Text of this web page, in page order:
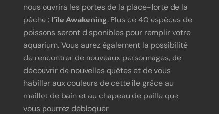
nous ouvrira les portes de la place-forte de la
pêche : l’île Awakening. Plus de 40 espèces de
poissons seront disponibles pour remplir votre
aquarium. Vous aurez également la possibilité
de rencontrer de nouveaux personnages, de
découvrir de nouvelles quêtes et de vous
habiller aux couleurs de cette île grâce au
maillot de bain et au chapeau de paille que
vous pourrez débloquer.